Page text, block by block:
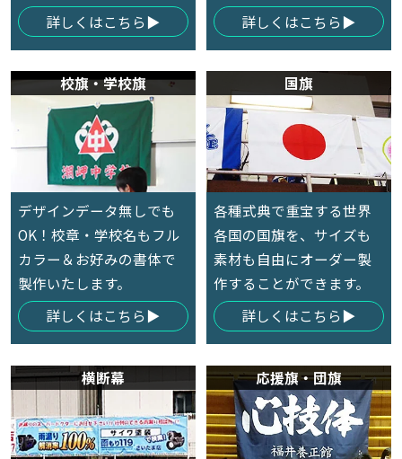
詳しくはこちら
詳しくはこちら
校旗・学校旗
デザインデータ無しでも
OK！校章・学校名もフル
カラー＆お好みの書体で
製作いたします。
詳しくはこちら
国旗
各種式典で重宝する世界
各国の国旗を、サイズも
素材も自由にオーダー製
作することができます。
詳しくはこちら
横断幕 応援旗・団旗